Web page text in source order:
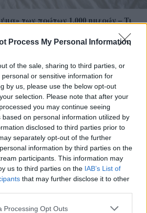
Process My Personal Information
of the sale, sharing to third parties, or
or sensitive information for
by us, please use the below opt-out
selection. Please note that after your
you may continue seeing
based on personal information utilized by
disclosed to third parties prior to
separately opt-out of the further
information by third parties on the
participants. This information may
us to third parties on the IAB’s List of
that may further disclose it to other
website/app uses one or more Google
Processing Opt Outs
των πρώτων 1.000 ημερών – Τι